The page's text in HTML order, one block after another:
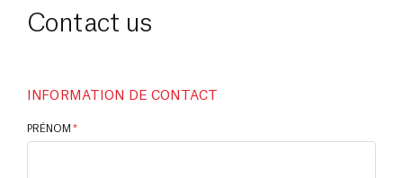
Contact us
INFORMATION DE CONTACT
PRÉNOM *